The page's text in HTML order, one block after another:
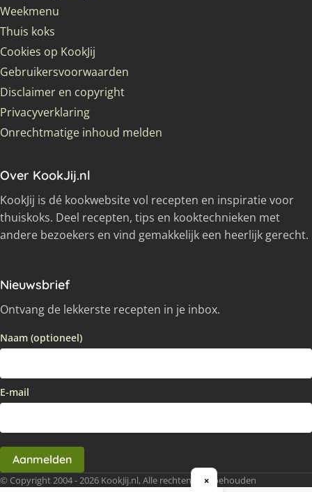
Weekmenu
Thuis koks
Cookies op KookJij
Gebruikersvoorwaarden
Disclaimer en copyright
Privacyverklaring
Onrechtmatige inhoud melden
Over KookJij.nl
KookJij is dé kookwebsite vol recepten en inspiratie voor
thuiskoks. Deel recepten, tips en kooktechnieken met
andere bezoekers en vind gemakkelijk een heerlijk gerecht.
Nieuwsbrief
Ontvang de lekkerste recepten in je inbox.
Naam (optioneel)
E-mail
Aanmelden
© Copyright 2004 - 2026 KookJij.nl, Alle rechten voorbehouden
×